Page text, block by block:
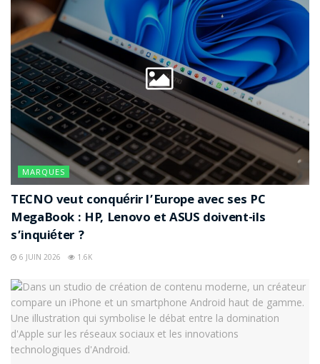
MARQUES
TECNO veut conquérir l’Europe avec ses PC
MegaBook : HP, Lenovo et ASUS doivent-ils
s’inquiéter ?
6 JUIN 2026 1.6K